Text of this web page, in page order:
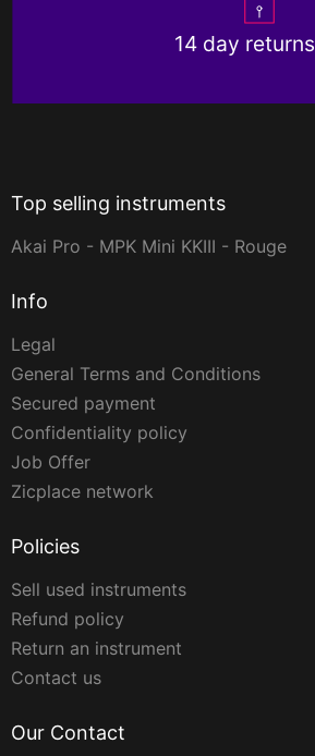
14 day returns
Top selling instruments
Akai Pro - MPK Mini KKIII - Rouge
Info
Legal
General Terms and Conditions
Secured payment
Confidentiality policy
Job Offer
Zicplace network
Policies
Sell used instruments
Refund policy
Return an instrument
Contact us
Our Contact